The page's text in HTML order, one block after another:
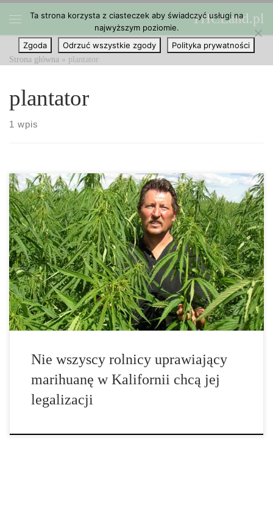
Przejdź do treści THCLand.pl
Strona główna » plantator
plantator
1 wpis
20 lat po tym jak po raz pierwszy stan zalegalizował medyczną
marihuanę, wyborcy w Kalifornii pod koniec listopada zadecydują,
czy należy zalegalizować rekreacyjne wykorzystanie marihuany.
To może oznaczać niezłą gratkę dla hodowców marihuany w stanie
Kalifornia – ale nie każdy […]
Nie wszyscy rolnicy uprawiający
marihuanę w Kalifornii chcą jej
legalizacji
Ta strona korzysta z ciasteczek aby świadczyć usługi na
najwyższym poziomie.
Zgoda
Odrzuć wszystkie zgody Polityka prywatności